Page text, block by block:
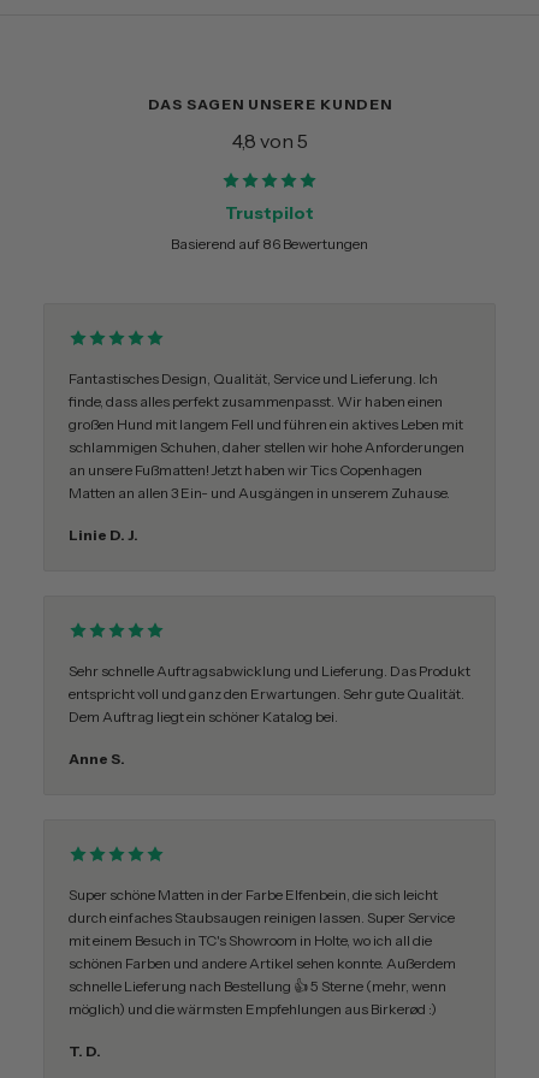
DAS SAGEN UNSERE KUNDEN
4,8 von 5
Trustpilot
Basierend auf 86 Bewertungen
Fantastisches Design, Qualität, Service und Lieferung. Ich
finde, dass alles perfekt zusammenpasst. Wir haben einen
großen Hund mit langem Fell und führen ein aktives Leben mit
schlammigen Schuhen, daher stellen wir hohe Anforderungen
an unsere Fußmatten! Jetzt haben wir Tics Copenhagen
Matten an allen 3 Ein- und Ausgängen in unserem Zuhause.
Linie D. J.
Sehr schnelle Auftragsabwicklung und Lieferung. Das Produkt
entspricht voll und ganz den Erwartungen. Sehr gute Qualität.
Dem Auftrag liegt ein schöner Katalog bei.
Anne S.
Super schöne Matten in der Farbe Elfenbein, die sich leicht
durch einfaches Staubsaugen reinigen lassen. Super Service
mit einem Besuch in TC's Showroom in Holte, wo ich all die
schönen Farben und andere Artikel sehen konnte. Außerdem
schnelle Lieferung nach Bestellung 👍 5 Sterne (mehr, wenn
möglich) und die wärmsten Empfehlungen aus Birkerød :)
T. D.